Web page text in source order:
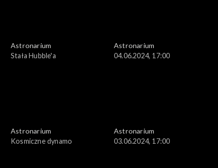
Astronarium
Stała Hubble'a
Astronarium
04.06.2024, 17:00
Astronarium
Kosmiczne dynamo
Astronarium
03.06.2024, 17:00